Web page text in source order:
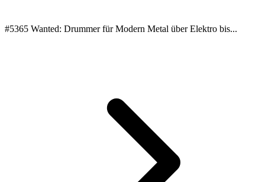
#5365 Wanted: Drummer für Modern Metal über Elektro bis...